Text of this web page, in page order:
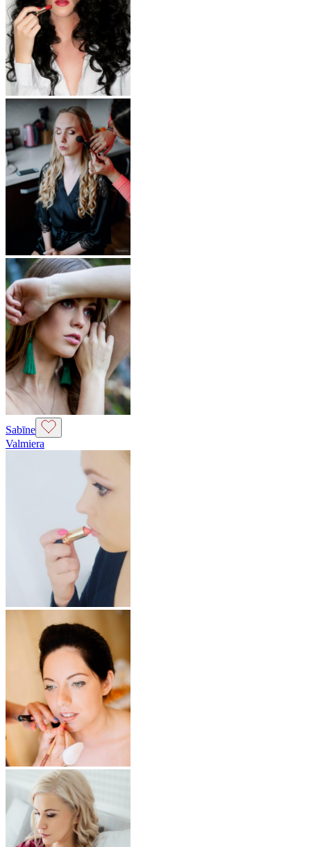
Sabīne
Valmiera